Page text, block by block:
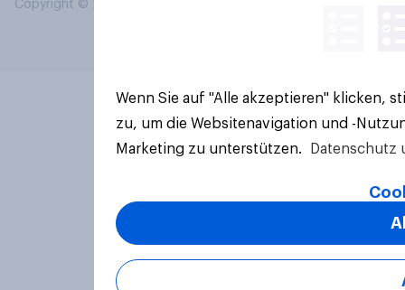
Copyright © 2026 YouGov PLC. Alle Rechte vorbehalten.
Wenn Sie auf "Alle akzeptieren" klicken,
zu, um die Websitenavigation und -
Marketing zu unterstützen.
Datenschutz